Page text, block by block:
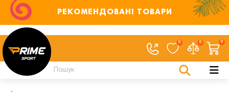
РЕКОМЕНДОВАНІ ТОВАРИ
0 0 0